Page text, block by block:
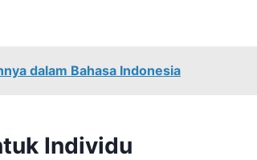
dalam Bahasa Indonesia
Individu